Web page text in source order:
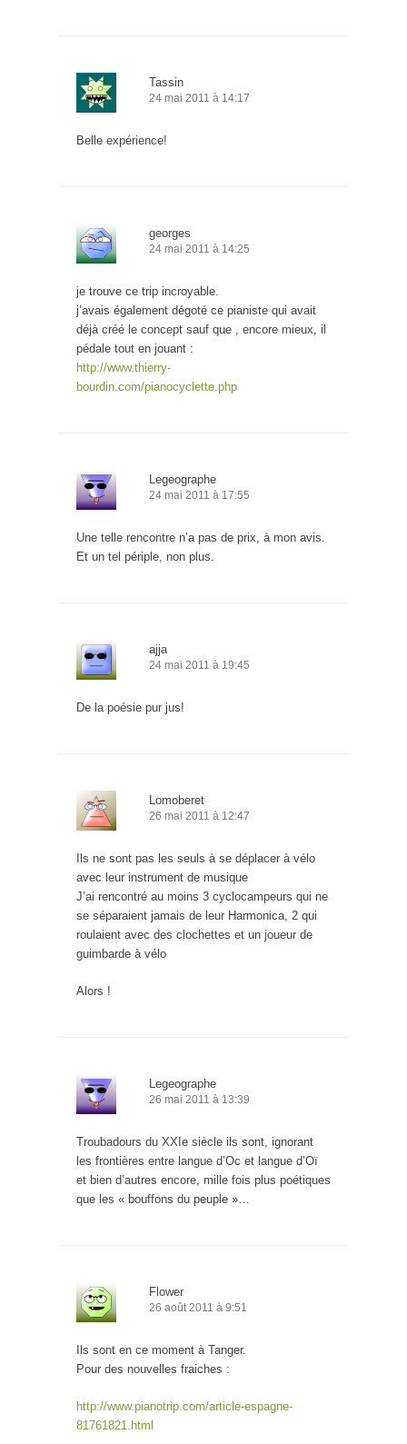
Tassin
24 mai 2011 à 14:17
Belle expérience!
georges
24 mai 2011 à 14:25
je trouve ce trip incroyable.
j’avais également dégoté ce pianiste qui avait
déjà créé le concept sauf que , encore mieux, il
pédale tout en jouant :
http://www.thierry-
bourdin.com/pianocyclette.php
Legeographe
24 mai 2011 à 17:55
Une telle rencontre n’a pas de prix, à mon avis.
Et un tel périple, non plus.
ajja
24 mai 2011 à 19:45
De la poésie pur jus!
Lomoberet
26 mai 2011 à 12:47
Ils ne sont pas les seuls à se déplacer à vélo
avec leur instrument de musique
J’ai rencontré au moins 3 cyclocampeurs qui ne
se séparaient jamais de leur Harmonica, 2 qui
roulaient avec des clochettes et un joueur de
guimbarde à vélo
Alors !
Legeographe
26 mai 2011 à 13:39
Troubadours du XXIe siècle ils sont, ignorant
les frontières entre langue d’Oc et langue d’Oï
et bien d’autres encore, mille fois plus poétiques
que les « bouffons du peuple »…
Flower
26 août 2011 à 9:51
Ils sont en ce moment à Tanger.
Pour des nouvelles fraiches :
http://www.pianotrip.com/article-espagne-
81761821.html